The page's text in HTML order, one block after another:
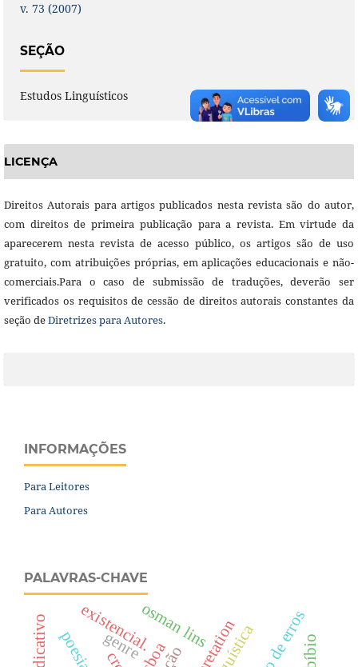
v. 73 (2007)
SEÇÃO
Estudos Linguísticos
LICENÇA
Direitos Autorais para artigos publicados nesta revista são do autor,
com direitos de primeira publicação para a revista. Em virtude da
aparecerem nesta revista de acesso público, os artigos são de uso
gratuito, com atribuições próprias, em aplicações educacionais e não-
comerciais.Para o caso de submissão de traduções, deverão ser
verificados os requisitos de cessão de direitos autorais constantes da
seção deDiretrizes para Autores.
INFORMAÇÕES
Para Leitores
Para Autores
PALAVRAS-CHAVE
genreosman lins
existencial.